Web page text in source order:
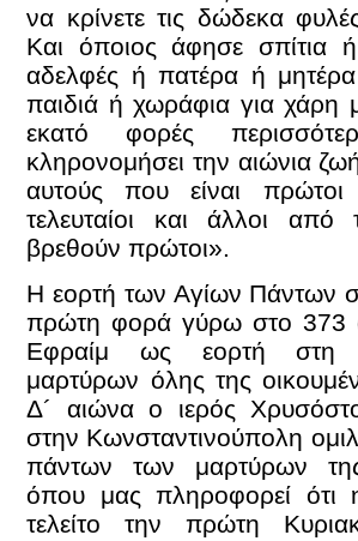
να κρίνετε τις δώδεκα
Και όποιος άφησε σπίτια
αδελφές ή πατέρα ή
παιδιά ή χωράφια για χάρη
εκατό φορές
κληρονομήσει την αιώνια
αυτούς που είναι
τελευταίοι και άλλοι από
βρεθούν πρώτοι».
Η εορτή των Αγίων Πάντων
πρώτη φορά γύρω στο 373
Εφραίμ ως εορτή στη
μαρτύρων όλης της
Δ´ αιώνα ο ιερός
στην Κωνσταντινούπολη
πάντων των μαρτύρων
όπου μας πληροφορεί ότι
τελείτο την πρώτη